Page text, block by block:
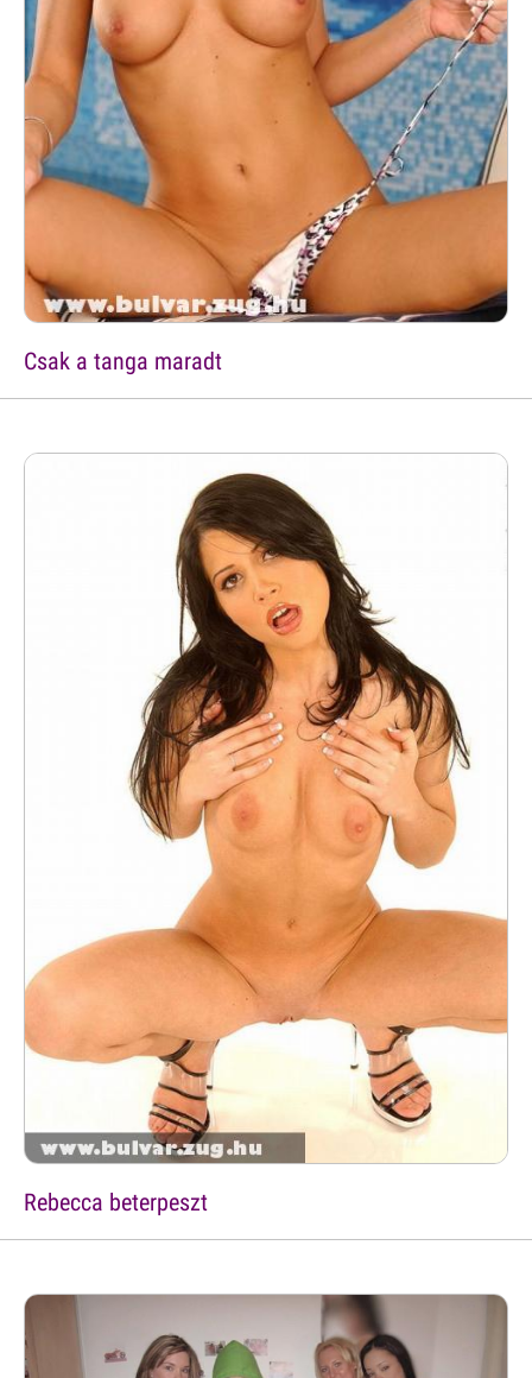
Csak a tanga maradt
Rebecca beterpeszt